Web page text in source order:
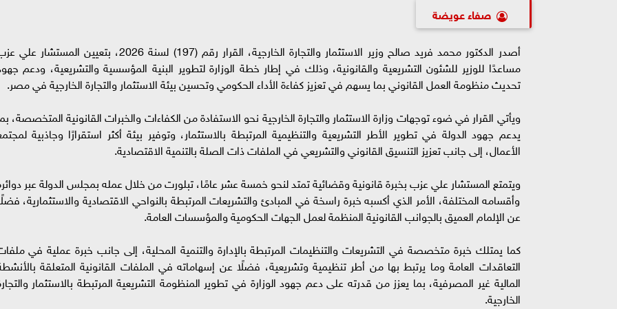
صفاء عويضة
أصدر الدكتور محمد فريد صالح وزير الاستثمار والتجارة الخارجية، القرار رقم (197) لسنة 2026، بتعيين المستشار
مساعدًا للوزير للشئون التشريعية والقانونية، وذلك في إطار خطة الوزارة لتطوير البنية المؤسسية والتشريعية، ودعم
تحديث منظومة العمل القانوني بما يسهم في تعزيز كفاءة الأداء الحكومي وتحسين بيئة الاستثمار والتجارة الخارجية في مصر.
ويأتي القرار في ضوء توجهات وزارة الاستثمار والتجارة الخارجية نحو الاستفادة من الكفاءات والخبرات القانونية المتخصصة،
يدعم جهود الدولة في تطوير الأطر التشريعية والتنظيمية المرتبطة بالاستثمار، وتوفير بيئة أكثر استقرارًا وجاذبية
الأعمال، إلى جانب تعزيز التنسيق القانوني والتشريعي في الملفات ذات الصلة بالتنمية الاقتصادية.
ويتمتع المستشار علي عزب بخبرة قانونية وقضائية تمتد لنحو خمسة عشر عامًا، تبلورت من خلال عمله بمجلس الدولة عبر
وأقسامه المختلفة، الأمر الذي أكسبه خبرة راسخة في المبادئ والتشريعات المرتبطة بالنواحي الاقتصادية والاستثمارية،
عن الإلمام العميق بالجوانب القانونية المنظمة لعمل الجهات الحكومية والمؤسسات العامة.
كما يمتلك خبرة متخصصة في التشريعات والتنظيمات المرتبطة بالإدارة والتنمية المحلية، إلى جانب خبرة عملية في
التعاقدات العامة وما يرتبط بها من أطر تنظيمية وتشريعية، فضلًا عن إسهاماته في الملفات القانونية المتعلقة
المالية غير المصرفية، بما يعزز من قدرته على دعم جهود الوزارة في تطوير المنظومة التشريعية المرتبطة بالاستثمار
الخارجية.